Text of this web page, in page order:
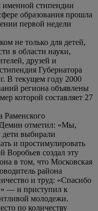
именной стипендии
образования прошла
первой недели
не только для детей,
в области науки,
друзей и
Губернатора
В текущем году 2000
региона объявлены
которой составляет 27
Раменского
отметил: «Мы,
дети выбирали
и простимулировать
Воробьев создал эту
в том, что Московская
района
и труд: «Спасибо
— и приступил к
молодежи.
по количеству